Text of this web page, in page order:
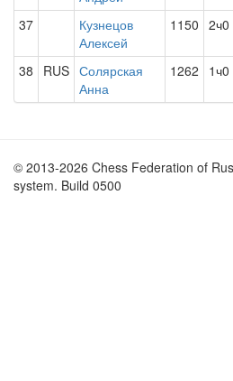
37
Кузнецов
Алексей
1150 2ч0
38 RUS Солярская
Анна
1262 1ч0
© 2013-2026 Chess Federation of
system. Build 0500